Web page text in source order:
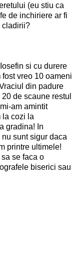
(eu stiu ca
de inchiriere ar fi
cladirii?
si cu durere
vreo 10 oameni
din padure
de scaune restul
am amintit
la cozi la
gradina! In
sunt sigur daca
printre ultimele!
se faca o
biserici sau